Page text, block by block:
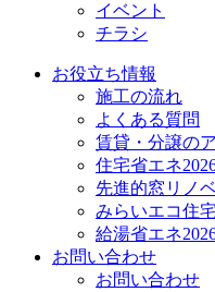
イベント
チラシ
お役立ち情報
施工の流れ
よくある質問
賃貸・分譲の
住宅省エネ
先進的窓リノ
みらいエコ住
給湯省エネ
お問い合わせ
お問い合わせ